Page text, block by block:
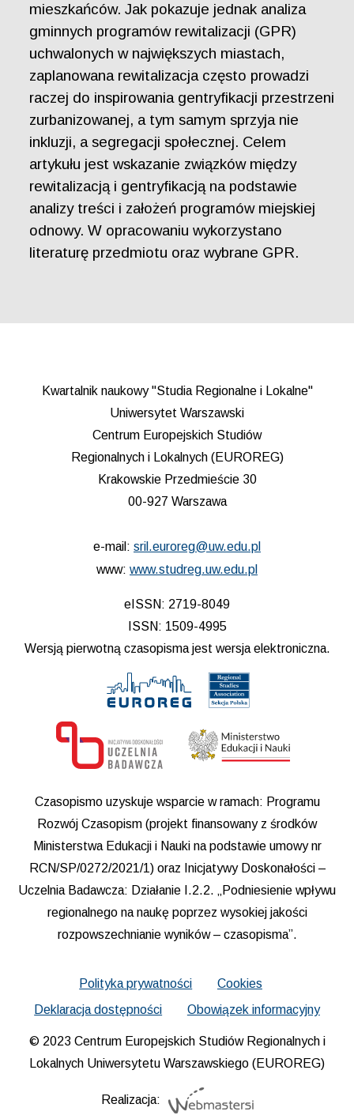
mieszkańców. Jak pokazuje jednak analiza
gminnych programów rewitalizacji (GPR)
uchwalonych w największych miastach,
zaplanowana rewitalizacja często prowadzi
raczej do inspirowania gentryfikacji przestrzeni
zurbanizowanej, a tym samym sprzyja nie
inkluzji, a segregacji społecznej. Celem
artykułu jest wskazanie związków między
rewitalizacją i gentryfikacją na podstawie
analizy treści i założeń programów miejskiej
odnowy. W opracowaniu wykorzystano
literaturę przedmiotu oraz wybrane GPR.
Kwartalnik naukowy "Studia Regionalne i Lokalne"
Uniwersytet Warszawski
Centrum Europejskich Studiów
Regionalnych i Lokalnych (EUROREG)
Krakowskie Przedmieście 30
00-927 Warszawa
e-mail: sril.euroreg@uw.edu.pl
www: www.studreg.uw.edu.pl
eISSN: 2719-8049
ISSN: 1509-4995
Wersją pierwotną czasopisma jest wersja elektroniczna.
Czasopismo uzyskuje wsparcie w ramach: Programu
Rozwój Czasopism (projekt finansowany z środków
Ministerstwa Edukacji i Nauki na podstawie umowy nr
RCN/SP/0272/2021/1) oraz Inicjatywy Doskonałości –
Uczelnia Badawcza: Działanie I.2.2. „Podniesienie wpływu
regionalnego na naukę poprzez wysokiej jakości
rozpowszechnianie wyników – czasopisma”.
Polityka prywatności
Cookies
Deklaracja dostępności
Obowiązek informacyjny
© 2023 Centrum Europejskich Studiów Regionalnych i
Lokalnych Uniwersytetu Warszawskiego (EUROREG)
Realizacja: